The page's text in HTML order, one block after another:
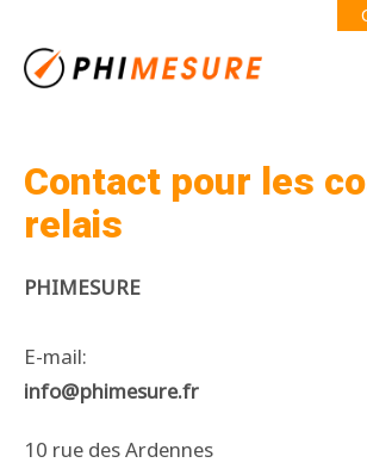
Contact pour les
relais
PHIMESURE
E-mail:
info@phimesure.fr
10 rue des Ardennes